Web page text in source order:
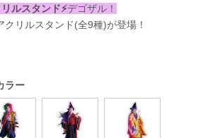
リルスタンド⚡️デゴザル！
クリルスタンド(全9種)が登場！
ラー